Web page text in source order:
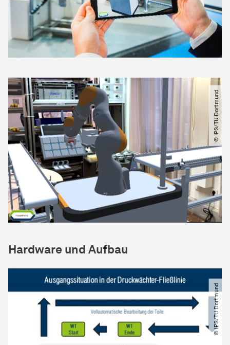
© IPS​/​TU Dortmund
Hardware und Aufbau
© IPS​/​TU Dortmund